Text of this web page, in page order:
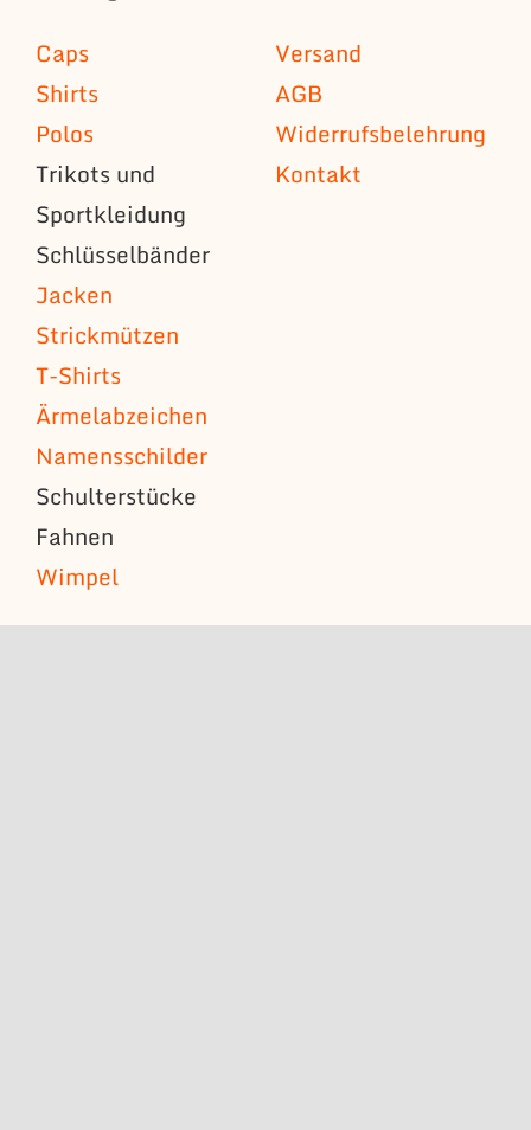
Caps
Shirts
Polos
Trikots und
Sportkleidung
Schlüsselbänder
Jacken
Strickmützen
T-Shirts
Ärmelabzeichen
Namensschilder
Schulterstücke
Fahnen
Wimpel
Versand
AGB
Widerrufsbelehrung
Kontakt